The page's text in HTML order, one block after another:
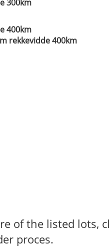
300km
400km
rekkevidde 400km
of the listed lots,
proces.